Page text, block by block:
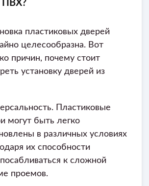
ПВХ?
пластиковых дверей
целесообразна. Вот
причин, почему стоит
установку дверей из
Пластиковые
могут быть легко
в различных условиях
их способности
к сложной
проемов.